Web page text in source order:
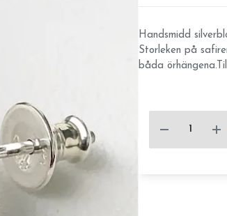
Handsmidd
Storleken på
båda örhängena.Til